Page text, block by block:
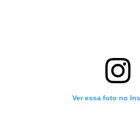
Ver essa foto no